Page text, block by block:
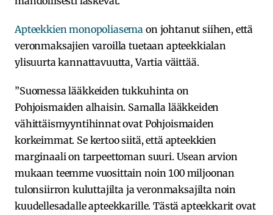
Apteekkien monopoliasema on johtanut siihen, että
veronmaksajien varoilla tuetaan apteekkialan
ylisuurta kannattavuutta, Vartia väittää.
”Suomessa lääkkeiden tukkuhinta on
Pohjoismaiden alhaisin. Samalla lääkkeiden
vähittäismyyntihinnat ovat Pohjoismaiden
korkeimmat. Se kertoo siitä, että apteekkien
marginaali on tarpeettoman suuri. Usean arvion
mukaan teemme vuosittain noin 100 miljoonan
tulonsiirron kuluttajilta ja veronmaksajilta noin
kuudellesadalle apteekkarille. Tästä apteekkarit ovat